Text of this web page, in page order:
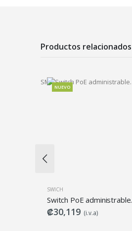
Productos relacionados
NUEVO
SWICH
₡30,119 (i.v.a)